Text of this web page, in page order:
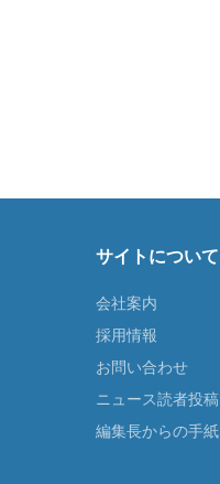
サイトについて
会社案内
採用情報
お問い合わせ
ニュース読者投稿
編集長からの手紙